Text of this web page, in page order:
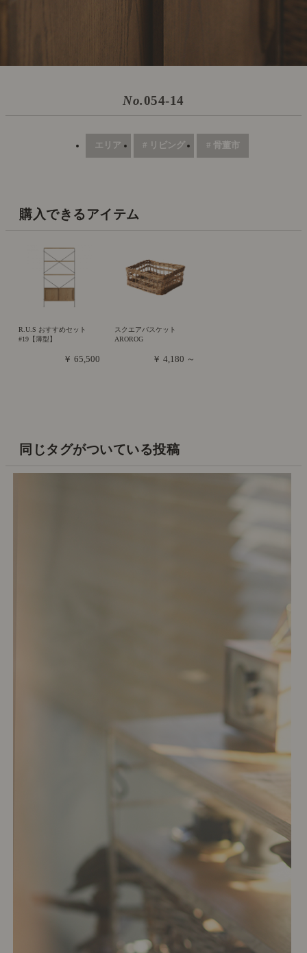
No.054-14
エリア # リビング # 骨董市
購入できるアイテム
R.U.S おすすめセット
#19【薄型】
￥ 65,500
スクエアバスケット
AROROG
￥ 4,180 ～
同じタグがついている投稿